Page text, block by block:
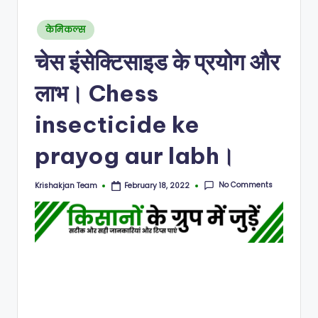
Posted
in
केमिकल्स
चेस इंसेक्टिसाइड के प्रयोग और
लाभ। Chess
insecticide ke
prayog aur labh।
Posted
Krishakjan Team February 18, 2022 No Comments